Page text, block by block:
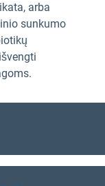
arba
sunkumo